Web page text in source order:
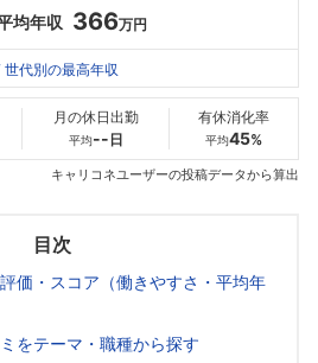
均年収 366万円
30代
366万
--万
代別の最高年収
月の休日出勤
平均-- 日
有休消化率
平均45%
キャリコネユーザーの投稿データから算出
目次
価・スコア（働きやすさ・平均年
をテーマ・職種から探す